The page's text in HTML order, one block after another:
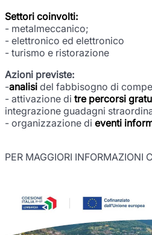
Settori coinvolti:
- metalmeccanico;
- elettronico ed elettronico
- turismo e ristorazione
Azioni previste:
-analisi del fabbisogno di
- attivazione di tre percorsi
integrazione guadagni
- organizzazione di eventi
PER MAGGIORI INFORMAZIONI